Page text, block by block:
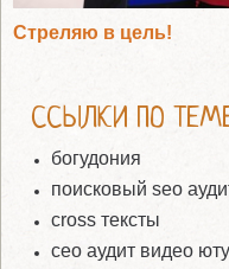
Стреляю в цель!
ССЫЛКИ ПО
богудония
поисковый seo
cross тексты
сео аудит видео